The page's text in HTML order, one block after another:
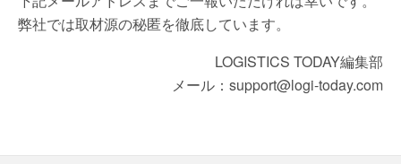
弊社では取材源の秘匿を徹底しています。
LOGISTICS TODAY編集部
メール：support@logi-today.com